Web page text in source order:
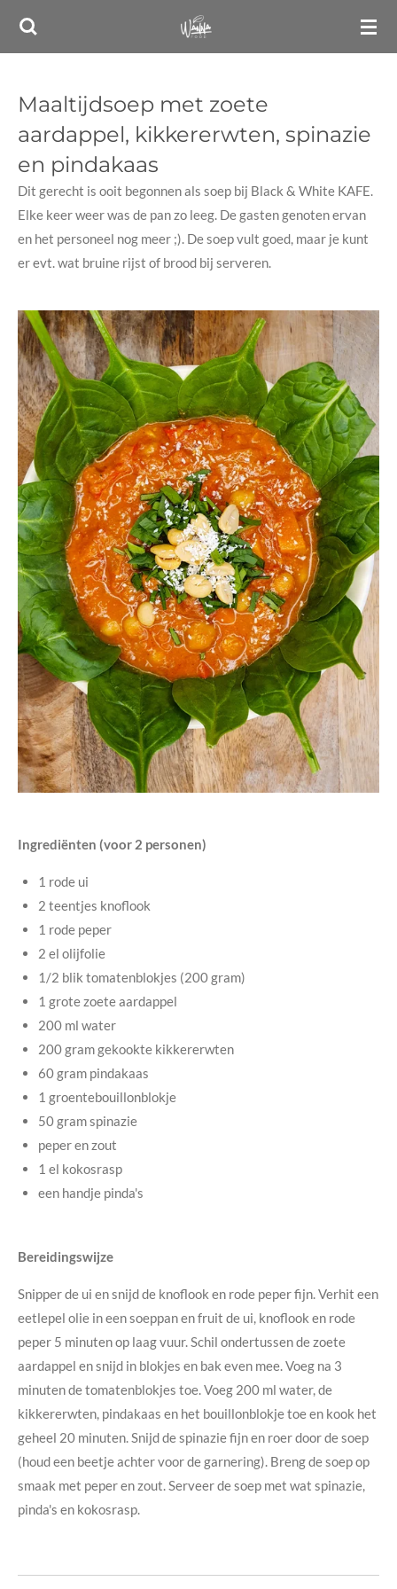
Ga
hoofdinhoud
Maaltijdsoep met zoete
aardappel, kikkererwten, spinazie
en pindakaas
Dit gerecht is ooit begonnen als soep bij Black & White KAFE.
Elke keer weer was de pan zo leeg. De gasten genoten ervan
en het personeel nog meer ;). De soep vult goed, maar je kunt
er evt. wat bruine rijst of brood bij serveren.
Ingrediënten (voor 2 personen)
1 rode ui
2 teentjes knoflook
1 rode peper
2 el olijfolie
1/2 blik tomatenblokjes (200 gram)
1 grote zoete aardappel
200 ml water
200 gram gekookte kikkererwten
60 gram pindakaas
1 groentebouillonblokje
50 gram spinazie
peper en zout
1 el kokosrasp
een handje pinda's
Bereidingswijze
Snipper de ui en snijd de knoflook en rode peper fijn. Verhit een
eetlepel olie in een soeppan en fruit de ui, knoflook en rode
peper 5 minuten op laag vuur. Schil ondertussen de zoete
aardappel en snijd in blokjes en bak even mee. Voeg na 3
minuten de tomatenblokjes toe. Voeg 200 ml water, de
kikkererwten, pindakaas en het bouillonblokje toe en kook het
geheel 20 minuten. Snijd de spinazie fijn en roer door de soep
(houd een beetje achter voor de garnering). Breng de soep op
smaak met peper en zout. Serveer de soep met wat spinazie,
pinda's en kokosrasp.